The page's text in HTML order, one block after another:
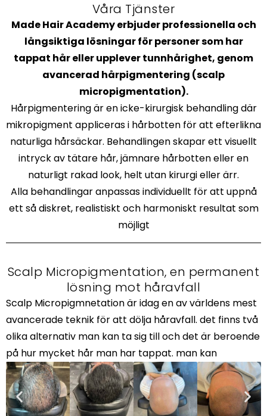
Våra Tjänster
Made Hair Academy erbjuder professionella och
långsiktiga lösningar för personer som har
tappat hår eller upplever tunnhårighet, genom
avancerad hårpigmentering (scalp
micropigmentation).
Hårpigmentering är en icke-kirurgisk behandling där
mikropigment appliceras i hårbotten för att efterlikna
naturliga hårsäckar. Behandlingen skapar ett visuellt
intryck av tätare hår, jämnare hårbotten eller en
naturligt rakad look, helt utan kirurgi eller ärr.
Alla behandlingar anpassas individuellt för att uppnå
ett så diskret, realistiskt och harmoniskt resultat som
möjligt
Scalp Micropigmentation, en permanent
lösning mot håravfall
Scalp Micropigmnetation är idag en av världens mest
avancerade teknik för att dölja håravfall. det finns två
olika alternativ man kan ta sig till och det är beroende
på hur mycket hår man har tappat. man kan